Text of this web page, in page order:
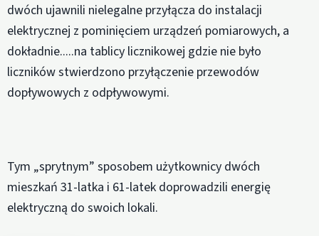
dwóch ujawnili nielegalne przyłącza do instalacji
elektrycznej z pominięciem urządzeń pomiarowych, a
dokładnie.....na tablicy licznikowej gdzie nie było
liczników stwierdzono przyłączenie przewodów
dopływowych z odpływowymi.
Tym „sprytnym” sposobem użytkownicy dwóch
mieszkań 31-latka i 61-latek doprowadzili energię
elektryczną do swoich lokali.